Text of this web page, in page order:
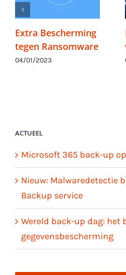
Extra Bescherming
tegen Ransomware
04/01/2023
ACTUEEL
Microsoft 365 back-up
Nieuw: Malwaredetectie
Backup service
Wereld back-up dag: het
gegevensbescherming